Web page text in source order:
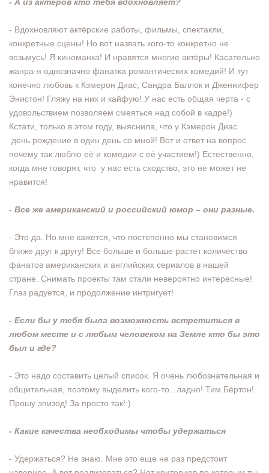
- Вдохновляют актёрские работы, фильмы, спектакли,
конкретные сцены! Но вот назвать кого-то конкретно не
возьмусь! Я киноманка! И нравятся многие актёры! Касательно
жанра-я однозначно фанатка романтических комедий! И тут
конечно любовь к Кэмерон Диас, Сандра Баллок и Дженнифер
Энистон! Гляжу на них и кайфую! У нас есть общая черта - с
удовольствием позволяем смеяться над собой в кадре!)
Кстати, только в этом году, выяснила, что у Кэмерон Диас
день рождение в один день со мной! Вот и ответ на вопрос
почему так люблю её и комедии с её участием!) Естественно,
когда мне говорят, что у нас есть сходство, это не может не
нравится!
- Все же американский и российский юмор – они разные.
- Это да. Но мне кажется, что постепенно мы становимся
ближе друг к другу! Все больше и больше растет количество
фанатов американских и английских сериалов в нашей
стране. Снимать проекты там стали невероятно интересные!
Глаз радуется, и продолжение интригует!
- Если бы у тебя была возможность встретиться в
любом месте и с любым человеком на Земле кто бы это
был и где?
- Это надо составить целый список. Я очень любознательная и
общительная, поэтому выделить кого-то...ладно! Тим Бёртон!
Прошу эпизод! За просто так!:)
- Какие качества необходимы чтобы удержаться
- Удержаться? Не знаю. Мне это еще не раз предстоит